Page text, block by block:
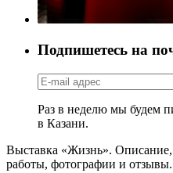
Подпишетесь на
Раз в неделю мы будем
в Казани.
Выставка «Жизнь».
работы, фотографии и